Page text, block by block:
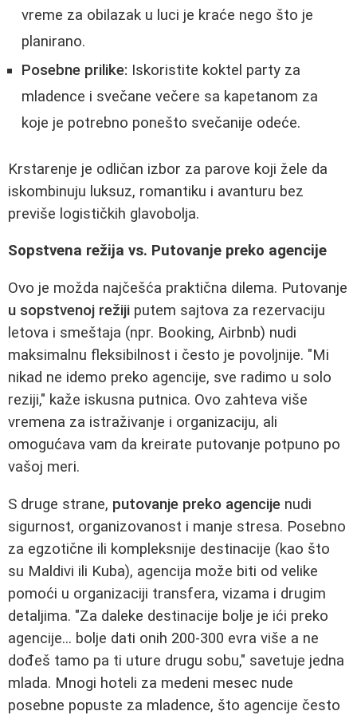
vreme za obilazak u luci je kraće nego što je
planirano.
Posebne prilike: Iskoristite koktel party za
mladence i svečane večere sa kapetanom za
koje je potrebno ponešto svečanije odeće.
Krstarenje je odličan izbor za parove koji žele da
iskombinuju luksuz, romantiku i avanturu bez
previše logističkih glavobolja.
Sopstvena režija vs. Putovanje preko agencije
Ovo je možda najčešća praktična dilema. Putovanje
u sopstvenoj režiji putem sajtova za rezervaciju
letova i smeštaja (npr. Booking, Airbnb) nudi
maksimalnu fleksibilnost i često je povoljnije. "Mi
nikad ne idemo preko agencije, sve radimo u solo
reziji," kaže iskusna putnica. Ovo zahteva više
vremena za istraživanje i organizaciju, ali
omogućava vam da kreirate putovanje potpuno po
vašoj meri.
S druge strane, putovanje preko agencije nudi
sigurnost, organizovanost i manje stresa. Posebno
za egzotične ili kompleksnije destinacije (kao što
su Maldivi ili Kuba), agencija može biti od velike
pomoći u organizaciji transfera, vizama i drugim
detaljima. "Za daleke destinacije bolje je ići preko
agencije... bolje dati onih 200-300 evra više a ne
dođeš tamo pa ti uture drugu sobu," savetuje jedna
mlada. Mnogi hoteli za medeni mesec nude
posebne popuste za mladence, što agencije često